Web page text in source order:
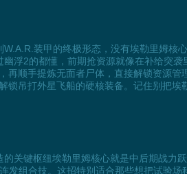
装甲的终极形态，没有埃勒里姆核
浮2的都懂，前期抢资源就像在补给突袭
再顺手提炼无面者尸体，直接解锁资源管
锁吊打外星飞船的硬核装备。记住别把埃
关键枢纽埃勒里姆核心就是中后期战力
发组合技。这招特别适合那些想把试验场